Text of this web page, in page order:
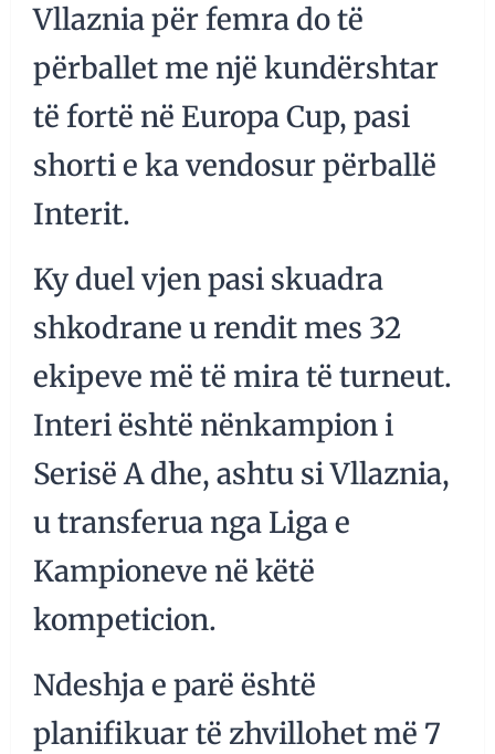
Vllaznia për femra do të
përballet me një kundërshtar
të fortë në Europa Cup, pasi
shorti e ka vendosur përballë
Interit.
Ky duel vjen pasi skuadra
shkodrane u rendit mes 32
ekipeve më të mira të turneut.
Interi është nënkampion i
Serisë A dhe, ashtu si Vllaznia,
u transferua nga Liga e
Kampioneve në këtë
kompeticion.
Ndeshja e parë është
planifikuar të zhvillohet më 7